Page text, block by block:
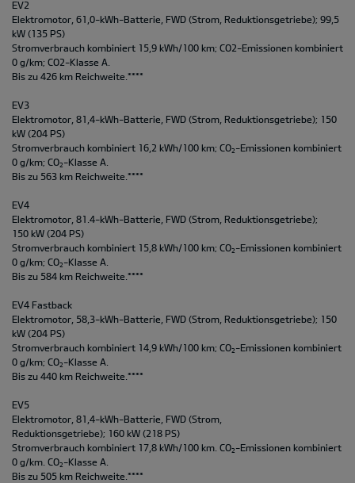
EV2
Elektromotor, 61,0-kWh-Batterie, FWD (Strom, Reduktionsgetriebe); 99,5
kW (135 PS)
Stromverbrauch kombiniert 15,9 kWh/100 km; CO2-Emissionen kombiniert
0 g/km; CO2-Klasse A.
Bis zu 426 km Reichweite.****
EV3
Elektromotor, 81,4-kWh-Batterie, FWD (Strom, Reduktionsgetriebe); 150
kW (204 PS)
Stromverbrauch kombiniert 16,2 kWh/100 km; CO2 -Emissionen kombiniert
0 g/km; CO2 -Klasse A.
Bis zu 563 km Reichweite.****
EV4
Elektromotor, 81.4-kWh-Batterie, FWD (Strom, Reduktionsgetriebe);
150 kW (204 PS)
Stromverbrauch kombiniert 15,8 kWh/100 km; CO2 -Emissionen kombiniert
0 g/km; CO2 -Klasse A.
Bis zu 584 km Reichweite.****
EV4 Fastback
Elektromotor, 58,3-kWh-Batterie, FWD (Strom, Reduktionsgetriebe); 150
kW (204 PS)
Stromverbrauch kombiniert 14,9 kWh/100 km; CO2 -Emissionen kombiniert
0 g/km; CO2 -Klasse A.
Bis zu 440 km Reichweite.****
EV5
Elektromotor, 81,4-kWh-Batterie, FWD (Strom,
Reduktionsgetriebe); 160 kW (218 PS)
Stromverbrauch kombiniert 17,8 kWh/100 km. CO2 -Emissionen kombiniert
0 g/km. CO2 -Klasse A.
Bis zu 505 km Reichweite.****